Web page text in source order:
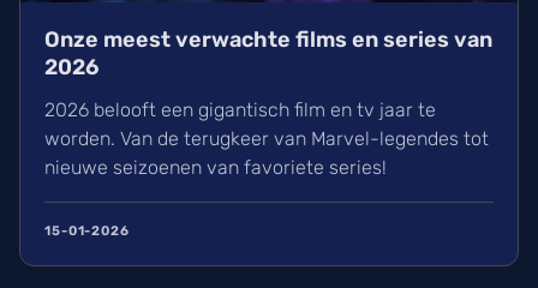
Onze meest verwachte films en series van
2026
2026 belooft een gigantisch film en tv jaar te
worden. Van de terugkeer van Marvel-legendes tot
nieuwe seizoenen van favoriete series!
15-01-2026